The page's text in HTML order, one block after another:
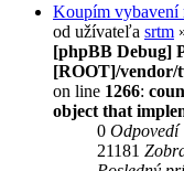
Koupím vybavení
od užívateľa srtm
[phpBB Debug]
[ROOT]/vendor/
on line 1266:
object that
0 Odpovedí
21181